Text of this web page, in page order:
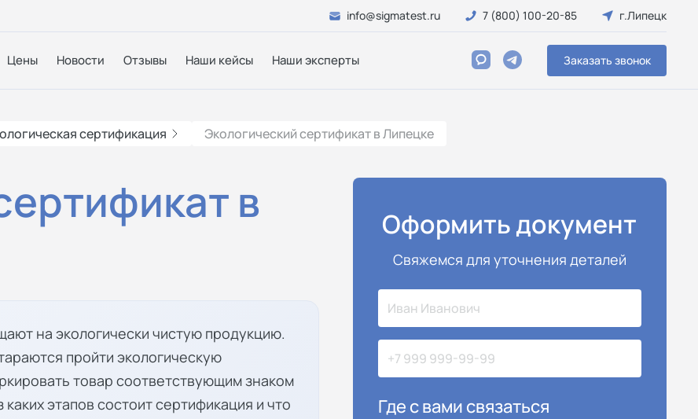
info@sigmatest.ru 7 (800) 100-20-85 г.Липецк
Цены Новости Отзывы Наши кейсы Наши эксперты Заказать звонок
сертификация Экологический сертификат в Липецке
в
на экологически чистую продукцию.
пройти экологическую
товар соответствующим знаком
этапов состоит сертификация и что
Оформить документ
Свяжемся для уточнения деталей
Где с вами связаться